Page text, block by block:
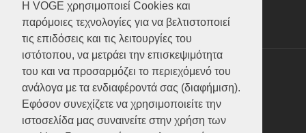
Η VOGE χρησιμοποιεί Cookies και
παρόμοιες τεχνολογίες για να βελτιστοποιεί
τις επιδόσεις και τις λειτουργίες του
ιστότοπου, να μετράει την επισκεψιμότητα
του και να προσαρμόζει το περιεχόμενό του
ανάλογα με τα ενδιαφέροντά σας (διαφήμιση).
Εφόσον συνεχίζετε να χρησιμοποιείτε την
ιστοσελίδα μας συναινείτε στην χρήση των
Scooter
ATV (Loncin)
ΥΠΗΡΕΣΙΕΣ
Test ride
Επικοινωνία